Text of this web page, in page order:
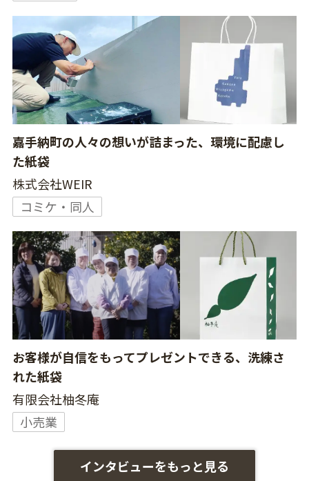
嘉手納町の人々の想いが詰まった、環境に配慮し
た紙袋
株式会社WEIR
コミケ・同人
お客様が自信をもってプレゼントできる、洗練さ
れた紙袋
有限会社柚冬庵
小売業
インタビューをもっと見る